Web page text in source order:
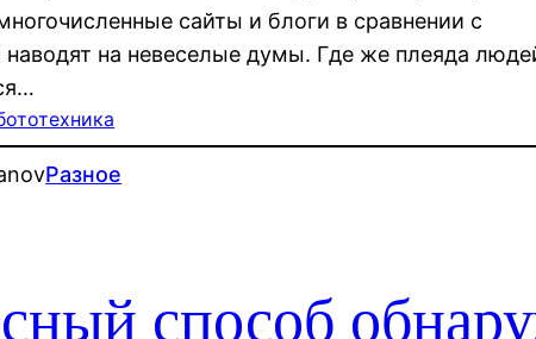
сайты и блоги в сравнении с
на невеселые думы. Где же плеяда
Разное
способ